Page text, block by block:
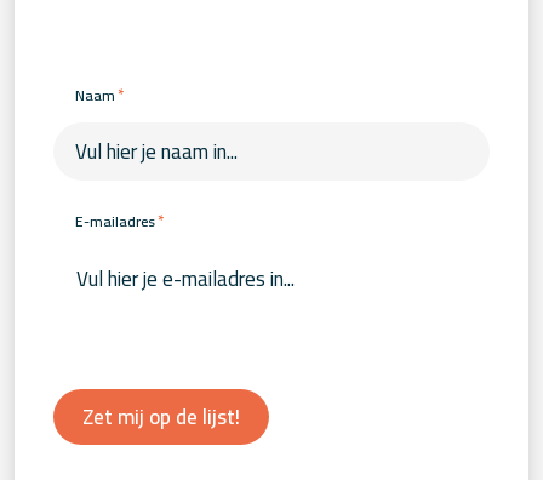
Naam*
E-mailadres*
Zet mij op de lijst!